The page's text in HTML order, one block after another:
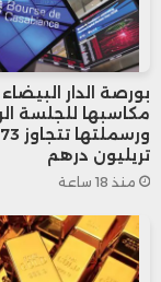
خلال السنوات
للتوسع.
بورصة الدار
مكاسبها للجلسة
تريليون درهم
منذ 18 ساعة